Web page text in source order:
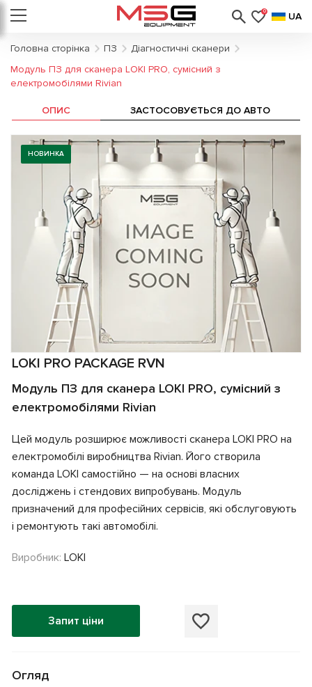
0 UA
Головна сторінка ПЗ
Діагностичні сканери
Модуль ПЗ для сканера LOKI PRO, сумісний з
електромобілями Rivian
НОВИНКА
LOKI PRO PACKAGE RVN
Модуль ПЗ для сканера LOKI PRO, сумісний з
електромобілями Rivian
Цей модуль розширює можливості сканера LOKI PRO на
електромобілі виробництва Rivian. Його створила
команда LOKI самостійно — на основі власних
досліджень і стендових випробувань. Модуль
призначений для професійних сервісів, які обслуговують
і ремонтують такі автомобілі.
Виробник: LOKI
Запит ціни
ОПИС ЗАСТОСОВУЄТЬСЯ ДО АВТО
Огляд